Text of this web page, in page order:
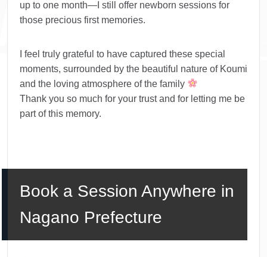
up to one month—I still offer newborn sessions for
those precious first memories.
I feel truly grateful to have captured these special
moments, surrounded by the beautiful nature of Koumi
and the loving atmosphere of the family
Thank you so much for your trust and for letting me be
part of this memory.
Book a Session Anywhere in
Nagano Prefecture